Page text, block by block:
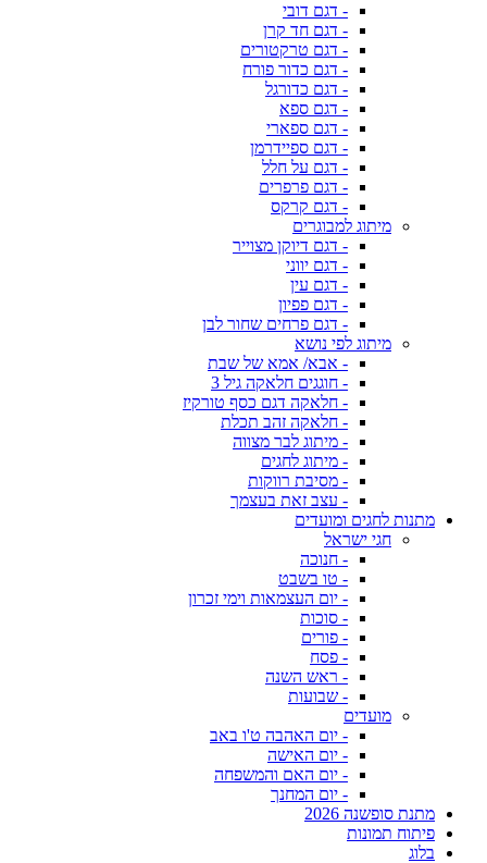
- דגם דובי
- דגם חד קרן
- דגם טרקטורים
- דגם כדור פורח
- דגם כדורגל
- דגם ספא
- דגם ספארי
- דגם ספיידרמן
- דגם על חלל
- דגם פרפרים
- דגם קרקס
מיתוג למבוגרים
- דגם דיוקן מצוייר
- דגם יווני
- דגם עין
- דגם פפיון
- דגם פרחים שחור לבן
מיתוג לפי נושא
- אבא/ אמא של שבת
- חוגגים חלאקה גיל 3
- חלאקה דגם כסף טורקיז
- חלאקה זהב תכלת
- מיתוג לבר מצווה
- מיתוג לחגים
- מסיבת רווקות
- עצב זאת בעצמך
מתנות לחגים ומועדים
חגי ישראל
- חנוכה
- טו בשבט
- יום העצמאות וימי זכרון
- סוכות
- פורים
- פסח
- ראש השנה
- שבועות
מועדים
- יום האהבה ט'ו באב
- יום האישה
- יום האם והמשפחה
- יום המחנך
מתנת סופשנה 2026
פיתוח תמונות
בלוג